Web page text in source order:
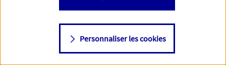
Consulter notre politique decookies
Personnaliser les cookies